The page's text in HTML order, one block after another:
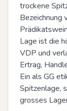
trockene
Bezeichnung
Lage ist die
VDP und
Ertrag,
Ein als GG
Spitzenlage,
grosses